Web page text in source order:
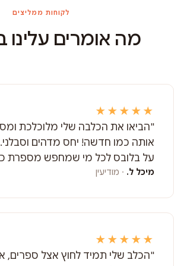
לקוחות ממליצים
מה אומרים עלינו
★★★★★
"הביאו את הכלבה שלי מלוכלכת
אותה כמו חדשה! יחס מדהים
על בלובס לכל מי שמחפש מספרת
מיכל ל. · מודיעין
★★★★★
"הכלב שלי תמיד לחוץ אצל ספרים,